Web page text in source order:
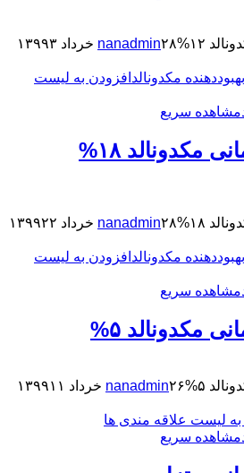
۱۲%
nanadmin۲۸ خرداد ۱۳۹۹
۳
افزودن به لیست
مشاهده سریع
مکدونالد ۱۸%
۱۸%
nanadmin۲۸ خرداد ۱۳۹۹
۲۲
افزودن به لیست
مشاهده سریع
مکدونالد ۵%
۵%
nanadmin۲۶ خرداد ۱۳۹۹
۱۱
به لیست علاقه مندی ها
مشاهده سریع